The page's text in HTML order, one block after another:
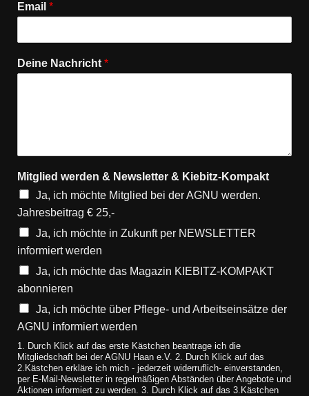
Email *
Deine Nachricht *
Mitglied werden & Newsletter & Kiebitz-Kompakt
Ja, ich möchte Mitglied bei der AGNU werden.
Jahresbeitrag € 25,-
Ja, ich möchte in Zukunft per NEWSLETTER
informiert werden
Ja, ich möchte das Magazin KIEBITZ-KOMPAKT
abonnieren
Ja, ich möchte über Pflege- und Arbeitseinsätze der
AGNU informiert werden
1. Durch Klick auf das erste Kästchen beantrage ich die
Mitgliedschaft bei der AGNU Haan e.V. 2. Durch Klick auf das
2.Kästchen erkläre ich mich - jederzeit widerruflich- einverstanden,
per E-Mail-Newsletter in regelmäßigen Abständen über Angebote und
Aktionen informiert zu werden. 3. Durch Klick auf das 3.Kästchen